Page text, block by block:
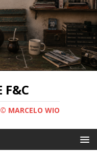
F&C
MARCELO WIO